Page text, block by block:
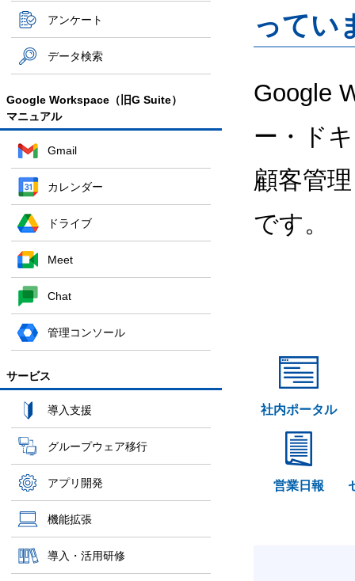
アンケート
データ検索
Google Workspace（旧G Suite）
マニュアル
Gmail
カレンダー
ドライブ
Meet
Chat
管理コンソール
サービス
導入支援
グループウェア移行
アプリ開発
機能拡張
導入・活用研修
ってい
Google
ー・ド
顧客管
です。
社内ポータル
営業日報